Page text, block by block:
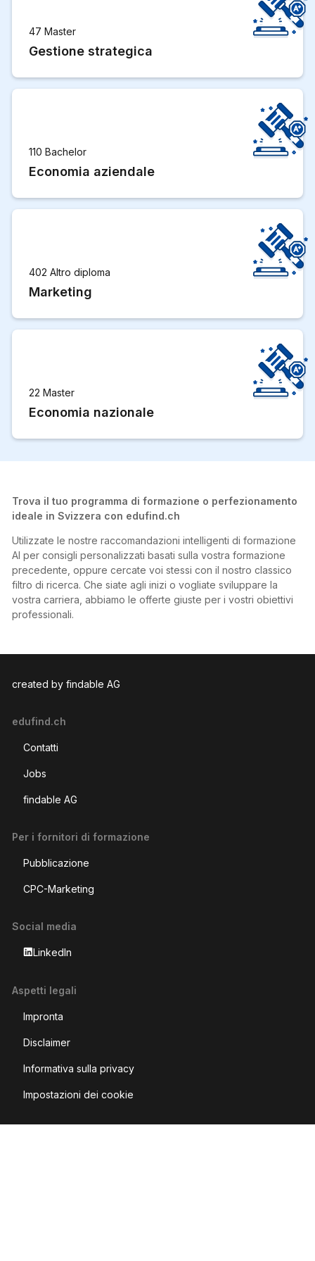
47 Master
Gestione strategica
110 Bachelor
Economia aziendale
402 Altro diploma
Marketing
22 Master
Economia nazionale
Trova il tuo programma di formazione o perfezionamento
ideale in Svizzera con edufind.ch
Utilizzate le nostre raccomandazioni intelligenti di formazione
AI per consigli personalizzati basati sulla vostra formazione
precedente, oppure cercate voi stessi con il nostro classico
filtro di ricerca. Che siate agli inizi o vogliate sviluppare la
vostra carriera, abbiamo le offerte giuste per i vostri obiettivi
professionali.
created by findable AG
edufind.ch
Contatti
Jobs
findable AG
Per i fornitori di formazione
Pubblicazione
CPC-Marketing
Social media
LinkedIn
Aspetti legali
Impronta
Disclaimer
Informativa sulla privacy
Impostazioni dei cookie